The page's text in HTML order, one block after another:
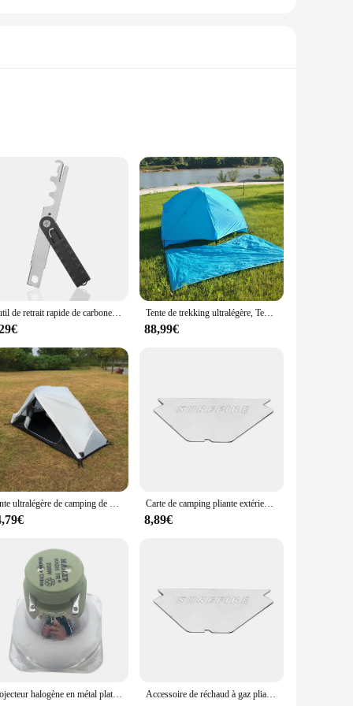
monitoring. Designed with high-quality stainless steel,
the aesthetics of your vehicle or machinery but
adding unnecessary bulk.
gas temperature, allowing for timely adjustments
Its versatility extends to various scenarios, from
option for those looking to stock up on essential
you're a small business owner or a large-scale supplier,
with confidence.
Outil de retrait rapide de carbone BCG, plates-formes MSR, AR15, 2,2 grattoir, groupe Electrolux, livres de fusil T4,. 223/5,. 56 Tente de trekking ultralégère, Tente de camping en nylon silicone ultralégère 2 hypothèques 20D, CZX-449B MSR Hubaba NX 2 Tente Tatavec empreinte
88,99€
Tente ultralégère de camping de double couche 1 hypothèque, CZX-217 imperméable Deliveralight 1 personne MSR Hubaba tente viennent avec l'empreinte Carte de camping pliante extérieure portable, accessoire de cuisinière à gaz, pare-brise de table en acier inoxydable, pot T1 SSain 320 et MSR PocketRocket
8,89€
Projecteur halogène en métal platine, faisceau Shake Head, lumière de scène, MSD, MSR, MaileChancellor, DJ Chang 9R, 260W, 260W Accessoire de réchaud à gaz pliable portable d'extérieur, table en acier inoxydable, pare-brise, pot T1 pour SSain 320 MSR PocketRocket